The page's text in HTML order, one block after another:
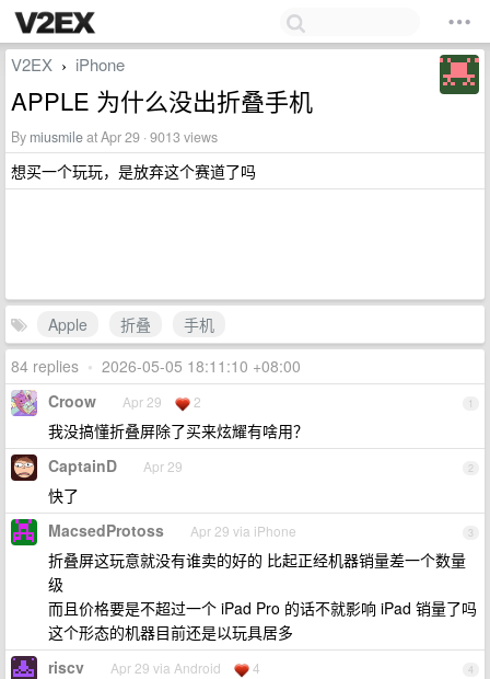
V2EX › iPhone
APPLE 为什么没出折叠手机
By miusmileat Apr 29 · 9013 views
想买一个玩玩，是放弃这个赛道了吗
Apple 折叠
手机
84 replies • 2026-05-05 18:11:10 +08:00
1
Croow Apr 29 2
我没搞懂折叠屏除了买来炫耀有啥用？
2
CaptainD Apr 29
快了
3
MacsedProtoss Apr 29 via iPhone
折叠屏这玩意就没有谁卖的好的 比起正经机器销量差一个数量
级
而且价格要是不超过一个 iPad Pro 的话不就影响 iPad 销量了吗
这个形态的机器目前还是以玩具居多
4
riscv Apr 29 via Android 4